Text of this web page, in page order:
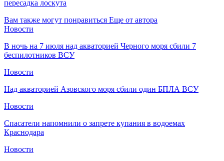
пересадка лоскута
Вам также могут понравиться Еще от автора
Новости
В ночь на 7 июля над акваторией Черного моря сбили 7
беспилотников ВСУ
Новости
Над акваторией Азовского моря сбили один БПЛА ВСУ
Новости
Спасатели напомнили о запрете купания в водоемах
Краснодара
Новости